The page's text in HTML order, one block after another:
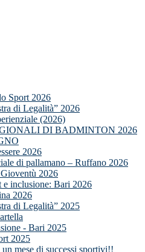
Sport 2026
di Legalità” 2026
(2026)
DI BADMINTON 2026
2026
di pallamano – Ruffano 2026
2026
e inclusione: Bari 2026
2026
di Legalità” 2025
- Bari 2025
2025
mese di successi sportivi!!